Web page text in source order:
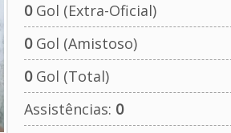
0Gol (Extra-Oficial)
0Gol (Amistoso)
0Gol (Total)
Assistências: 0